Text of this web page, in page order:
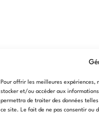
Pour offrir les meilleures expériences,
stocker et/ou accéder aux
permettra de traiter des données
ce site. Le fait de ne pas consentir ou